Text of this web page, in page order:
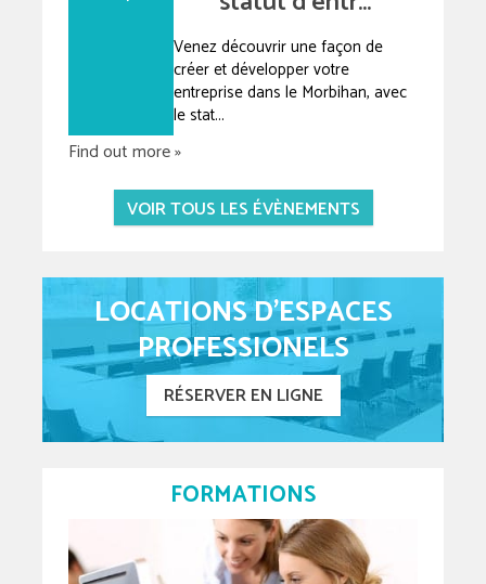
Venez découvrir une façon de
créer et développer votre
entreprise dans le Morbihan, avec
le stat...
Find out more »
VOIR TOUS LES ÉVÈNEMENTS
LOCATIONS D'ESPACES
PROFESSIONELS
RÉSERVER EN LIGNE
FORMATIONS